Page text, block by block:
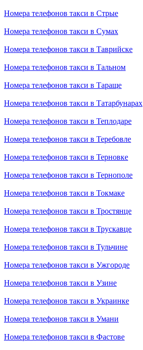
Номера телефонов такси в Стрые
Номера телефонов такси в Сумах
Номера телефонов такси в Таврийске
Номера телефонов такси в Тальном
Номера телефонов такси в Тараще
Номера телефонов такси в Татарбунарах
Номера телефонов такси в Теплодаре
Номера телефонов такси в Теребовле
Номера телефонов такси в Терновке
Номера телефонов такси в Тернополе
Номера телефонов такси в Токмаке
Номера телефонов такси в Тростянце
Номера телефонов такси в Трускавце
Номера телефонов такси в Тульчине
Номера телефонов такси в Ужгороде
Номера телефонов такси в Узине
Номера телефонов такси в Украинке
Номера телефонов такси в Умани
Номера телефонов такси в Фастове